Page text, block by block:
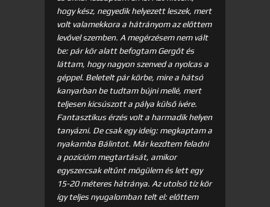
hogy kész, negyedik helyezett leszek, mert
volt valamekkora a hátrányom az előttem
levővel szemben. A megérzésem nem vált
be: pár kör alatt befogtam Gergőt és
láttam, hogy nagyon szenved a nyolcas a
géppel. Beletelt pár körbe, mire a hátsó
kanyarban be tudtam bújni mellé, mert
teljesen kicsúszott a pálya külső ívére.
Fantasztikus érzés volt a harmadik helyen
tanyázni. De csak egy ideig: megkaptam a
nyakamba Bálintot. Már kezdtem feladni
a pozícióm megtartását, amikor
egyszercsak eltűnt mögülem és lett egy
15-20 méteres hátránya. Az utolsó tíz kör
így teljes nyugalomban telt el: előttem